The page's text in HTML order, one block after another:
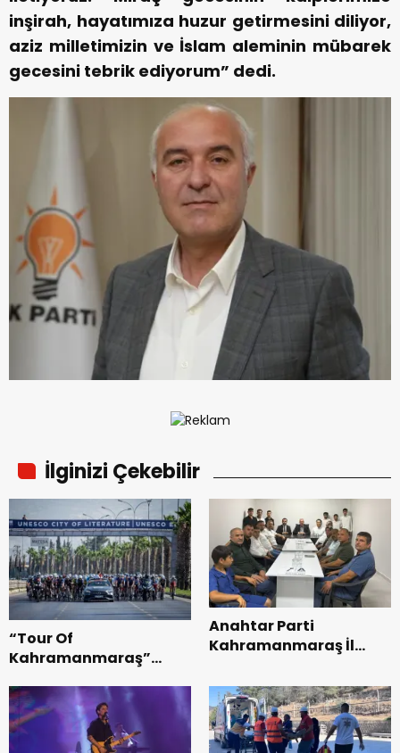
inşirah, hayatımıza huzur getirmesini diliyor,
aziz milletimizin ve İslam aleminin mübarek
gecesini tebrik ediyorum” dedi.
İlginizi Çekebilir
“Tour Of
Kahramanmaraş”
Bisikleti Turnuvası
Tamamlandı.
Anahtar Parti
Kahramanmaraş İl
Teşkilatı ile buluştu.